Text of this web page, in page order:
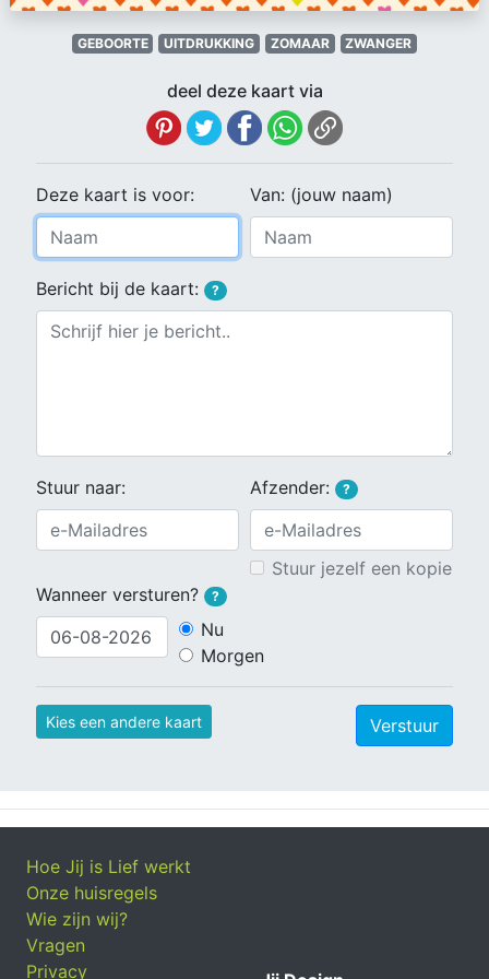
GEBOORTE UITDRUKKING ZOMAAR ZWANGER
deel deze kaart via
Deze kaart is voor: Van: (jouw naam)
Bericht bij de kaart: ?
Stuur naar: Afzender: ?
Stuur jezelf een kopie
Wanneer versturen?
?
Nu
Morgen
Kies een andere kaart Verstuur
Hoe Jij is Lief werkt
Onze huisregels
Wie zijn wij?
Vragen
Privacy